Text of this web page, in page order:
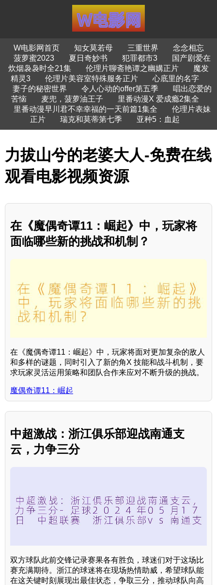
W电影网首页 知女莫若母 三重世界
念念相忘
菠萝蜜2023
夏日奇妙书 犯罪都市3
国产剧爱在
炊烟袅袅时全21集
伦理片聊斋艳谭之幽媾正片
魔发
精灵3
伦理片美容室特殊服务正片
心底里的名字
妻子的秘密世界
令人心动的offer第五季
唱出恋爱的
苦恼
麦兜，菠萝油王子
里番动漫X 爱成瘾2集全
里番动漫早川君不幸幸福的一天前篇1集全
伦理片表妹
正片
瑞克和莫蒂第七季 亚种5：血起
力拔山兮的老婆大人-免费在线
观看电影视频资源
在《魔偶奇谭11：崛起》中，玩家将
面临哪些新的挑战和机制？
在《魔偶奇谭11：崛起》中，玩家将面对更加复杂的敌人
和多样的谜题，同时引入了新的角X 技能和战斗机制，要
求玩家灵活运用策略和团队合作来应对不断升级的挑战。
魔偶奇谭11：崛起
中超激战：浙江俱乐部迎战南通支
云，力争三分
双方球队此前交锋记录赛果各有胜负，球迷们对于这场比
赛充满期待。浙江的球迷将在现场热情助威，希望球队能
在这关键时刻展现出最佳状态，争取三分，推动球队向高